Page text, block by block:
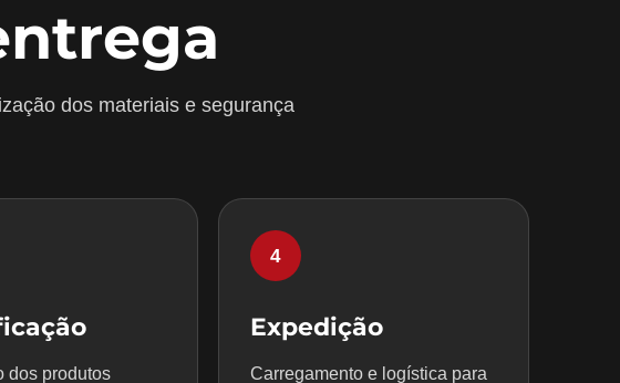
dos materiais e segurança
dos produtos
4
Expedição
Carregamento e logística para